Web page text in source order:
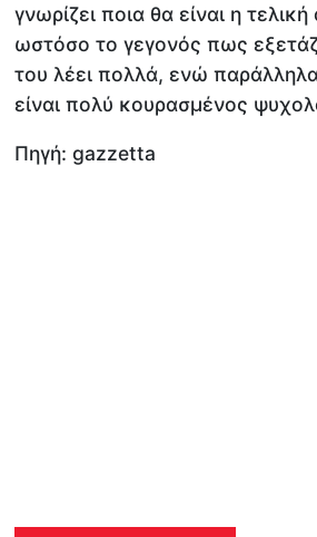
γνωρίζει ποια θα είναι η
ωστόσο το γεγονός πως
του λέει πολλά, ενώ
είναι πολύ κουρασμένος
Πηγή: gazzetta